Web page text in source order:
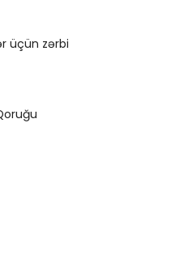
üçün zərbi